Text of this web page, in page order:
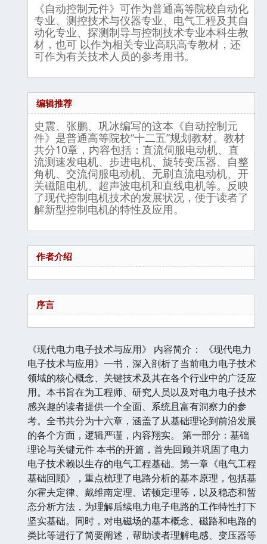
《自动控制元件》可作为普通高等院校自动化
专业、测控技术与仪器专业、电气工程及其自
动化专业、探测制导与控制技术专业本科生教
材，也可 以作为相关专业高职高专教材，还
可作为有关技术人员的参考用书。
编辑推荐
史震、张鹏、巩冰编写的这本《自动控制元
件》是普通高等院校“十二五”规划教材。教材
共分10章，内容包括：直流伺服电动机、直
流测速发电机、步进电机、旋转变压器、自整
角机、交流伺服电动机、无刷直流电动机、开
关磁阻电机、超声波电机和直线电机等。反映
了现代控制电机技术的发展状况，便于读者了
解新型控制电机的特性及应用。
作者介绍
序言
《现代电力电子技术与应用》 内容简介： 《现代电力
电子技术与应用》一书，深入剖析了当前电力电子技术
领域的核心概念、关键技术及其在各个行业中的广泛应
用。本书旨在为工程师、研究人员以及对电力电子技术
感兴趣的读者提供一个全面、系统且富有洞察力的参
考。全书共分为十六章，涵盖了从基础理论到前沿发展
的各个方面，逻辑严谨，内容翔实。 第一部分：基础
理论与关键元件 本书的开篇，首先回顾并巩固了电力
电子技术赖以生存的电气工程基础。第一章《电气工程
基础回顾》，重点梳理了电路分析的基本原理，包括基
尔霍夫定律、戴维南定理、诺顿定理等，以及稳态和暂
态分析方法，为理解后续电力电子电路的工作特性打下
坚实基础。同时，对电磁场的基本概念、磁路和电路的
类比等进行了简要阐述，帮助读者理解电感、变压器等